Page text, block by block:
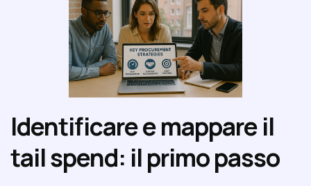
Identificare e mappare il
tail spend: il primo passo